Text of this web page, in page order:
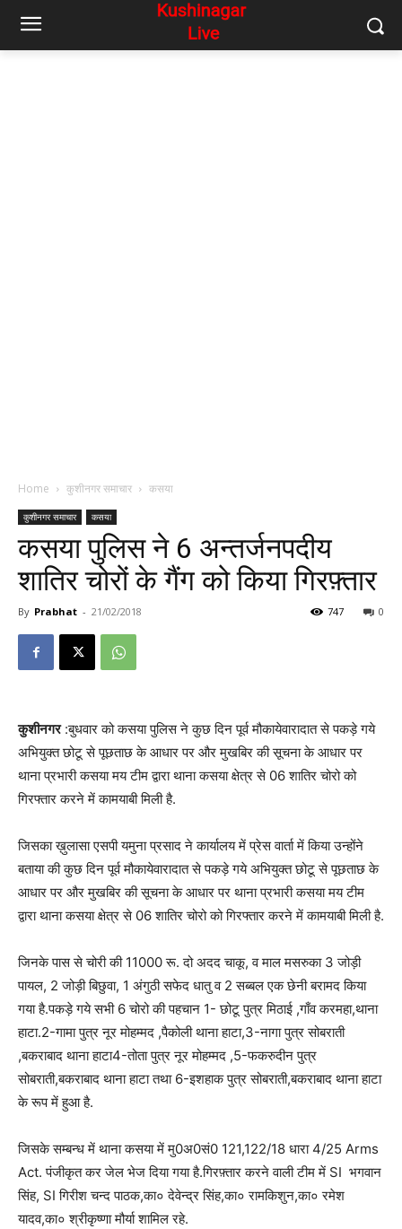
Home कुशीनगर समाचार कसया
कुशीनगर समाचार कसया
कसया पुलिस ने 6 अन्तर्जनपदीय
शातिर चोरों के गैंग को किया गिरफ़्तार
By Prabhat - 21/02/2018 0
747
कुशीनगर:बुधवार को कसया पुलिस ने कुछ दिन पूर्व मौकायेवारादात से पकड़े गये
अभियुक्त छोटू से पूछताछ के आधार पर और मुखबिर की सूचना के आधार पर
थाना प्रभारी कसया मय टीम द्वारा थाना कसया क्षेत्र से 06 शातिर चोरो को
गिरफ्तार करने में कामयाबी मिली है.
जिसका ख़ुलासा एसपी यमुना प्रसाद ने कार्यालय में प्रेस वार्ता में किया उन्होंने
बताया की कुछ दिन पूर्व मौकायेवारादात से पकड़े गये अभियुक्त छोटू से पूछताछ के
आधार पर और मुखबिर की सूचना के आधार पर थाना प्रभारी कसया मय टीम
द्वारा थाना कसया क्षेत्र से 06 शातिर चोरो को गिरफ्तार करने में कामयाबी मिली है.
जिनके पास से चोरी की 11000 रू. दो अदद चाकू, व माल मसरुका 3 जोड़ी
पायल, 2 जोड़ी बिछुवा, 1 अंगुठी सफेद धातु व 2 सब्बल एक छेनी बरामद किया
गया है.पकड़े गये सभी 6 चोरो की पहचान 1- छोटू पुत्र मिठाई ,गाँव करमहा,थाना
हाटा.2-गामा पुत्र नूर मोहम्मद ,पैकोली थाना हाटा,3-नागा पुत्र सोबराती
,बकराबाद थाना हाटा4-तोता पुत्र नूर मोहम्मद ,5-फकरुदीन पुत्र
सोबराती,बकराबाद थाना हाटा तथा 6-इशहाक पुत्र सोबराती,बकराबाद थाना हाटा
के रूप में हुआ है.
जिसके सम्बन्ध में थाना कसया में मु0अ0सं0 121,122/18 धारा 4/25 Arms
Act. पंजीकृत कर जेल भेज दिया गया है.गिरफ़्तार करने वाली टीम में SI भगवान
सिंह, SI गिरीश चन्द पाठक,का० देवेन्द्र सिंह,का० रामकिशुन,का० रमेश
यादव,का० श्रीकृष्णा मौर्या शामिल रहे.